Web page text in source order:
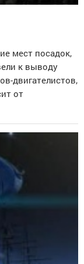
мест посадок,
к выводу
двигателистов,
от